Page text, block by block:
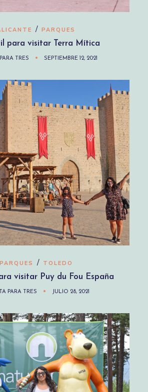
/ PARQUES
para visitar Terra Mítica
TRES SEPTIEMBRE 12, 2021
PARQUES / TOLEDO
visitar Puy du Fou España
PARA TRES JULIO 28, 2021